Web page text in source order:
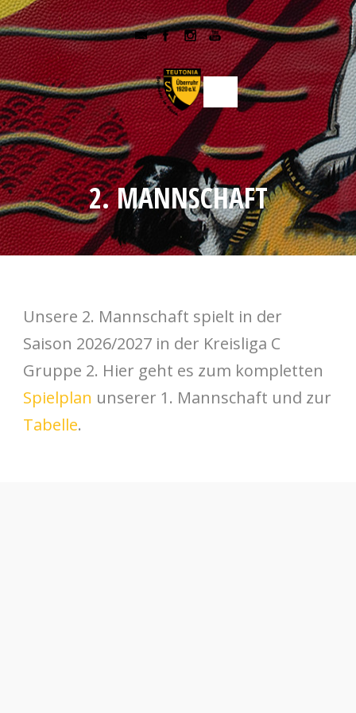
2. MANNSCHAFT
Unsere 2. Mannschaft spielt in der
Saison 2026/2027 in der Kreisliga C
Gruppe 2. Hier geht es zum kompletten
Spielplan unserer 1. Mannschaft und zur
Tabelle.